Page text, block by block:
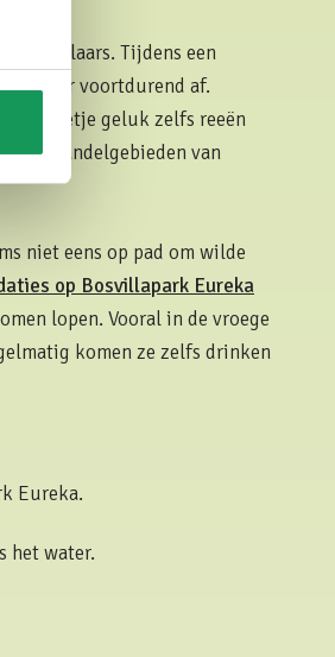
wandelaars. Tijdens een
elkaar voortdurend af.
beetje geluk zelfs reeën
wandelgebieden van
niet eens op pad om wilde
op Bosvillapark Eureka
lopen. Vooral in de vroege
komen ze zelfs drinken
Eureka.
het water.